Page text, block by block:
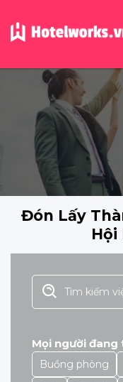
Đón Lấy
Hội
Mọi người đang
Buồng phòng